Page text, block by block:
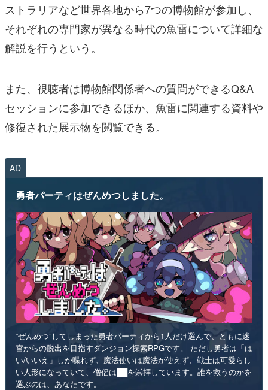
ストラリアなど世界各地から7つの博物館が参加し、
それぞれの専門家が異なる時代の魚雷について詳細な
解説を行うという。
また、視聴者は博物館関係者への質問ができるQ&A
セッションに参加できるほか、魚雷に関連する資料や
修復された展示物を閲覧できる。
AD
勇者パーティはぜんめつしました。
“ぜんめつ”してしまった勇者パーティから1人だけ選んで、ともに迷
宮からの脱出を目指すダンジョン探索RPGです。 ただし勇者は「は
い/いいえ」しか喋れず、魔法使いは魔法が使えず、戦士は可愛らし
い人形になっていて、僧侶は██を崇拝しています。誰を救うのかを
選ぶのは、あなたです。